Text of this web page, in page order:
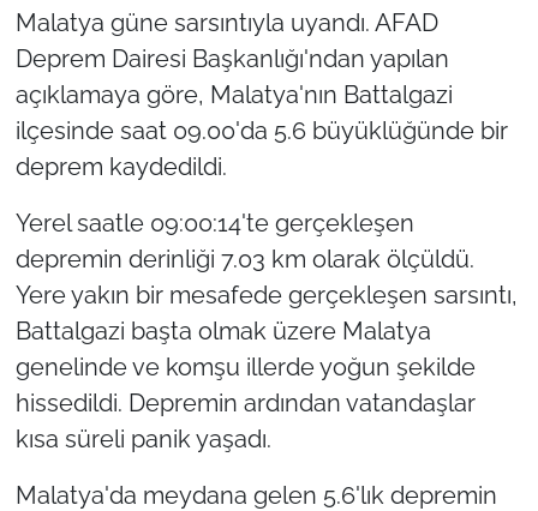
Malatya güne sarsıntıyla uyandı. AFAD
Deprem Dairesi Başkanlığı'ndan yapılan
açıklamaya göre, Malatya'nın Battalgazi
ilçesinde saat 09.00'da 5.6 büyüklüğünde bir
deprem kaydedildi.
Yerel saatle 09:00:14'te gerçekleşen
depremin derinliği 7.03 km olarak ölçüldü.
Yere yakın bir mesafede gerçekleşen sarsıntı,
Battalgazi başta olmak üzere Malatya
genelinde ve komşu illerde yoğun şekilde
hissedildi. Depremin ardından vatandaşlar
kısa süreli panik yaşadı.
Malatya'da meydana gelen 5.6'lık depremin